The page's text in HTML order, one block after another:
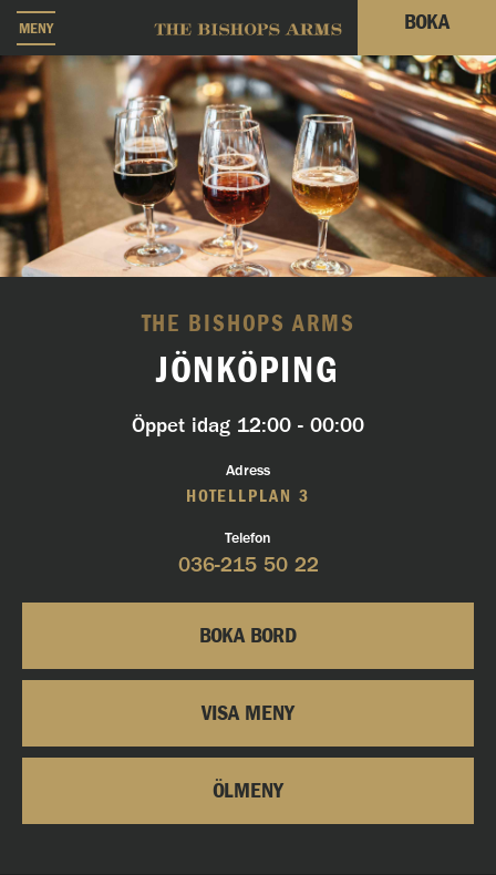
MENY BOKA
THE BISHOPS ARMS
JÖNKÖPING
Öppet idag 12:00 - 00:00
Adress
HOTELLPLAN 3
Telefon
036-215 50 22
BOKA BORD
VISA MENY
ÖLMENY